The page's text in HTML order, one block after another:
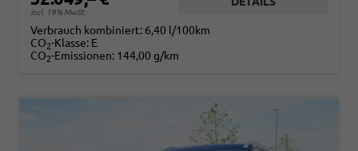
incl. 19% MwSt.
Verbrauch kombiniert: 6,40 l/100km
CO2-Klasse: E
CO2-Emissionen: 144,00 g/km